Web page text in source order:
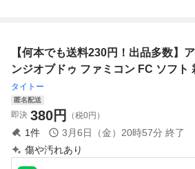
確認済み
フト 霜1
認済み
【何本でも送料230円！出品多数】
ンジオブドゥ ファミコン FC ソフト
タイトー
匿名配送
即決 380円 （税0円）
1件 3月6日（金）20時57分 終了
傷や汚れあり